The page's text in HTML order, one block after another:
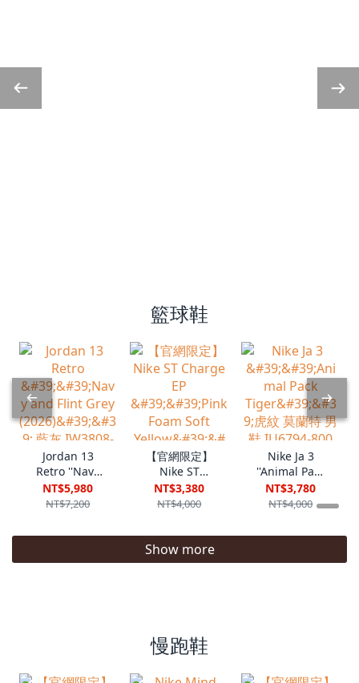
籃球鞋
Jordan 13
Retro ''Navy
and Flint
Grey (2026)''
400 VIII
NT$5,980
NT$7,200
【官網限定】
Nike ST
Charge EP
''Pink Foam
實戰籃球鞋粉
紅泡泡
io8062-600
NT$3,380
NT$4,000
Nike Ja 3
''Animal Pack
Tiger''虎紋 莫
蘭特 男鞋
NT$3,780
NT$4,000
Show more
慢跑鞋